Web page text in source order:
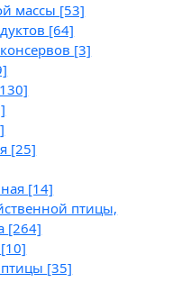
массы [53]
[64]
[3]
[25]
[14]
птицы,
[264]
[10]
[35]